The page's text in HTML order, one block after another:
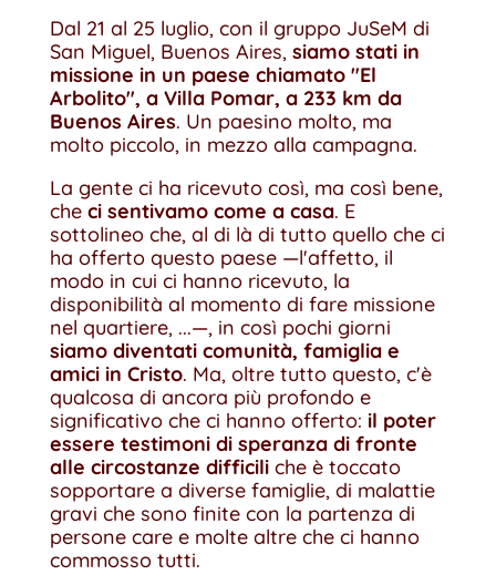
Dal 21 al 25 luglio, con il gruppo JuSeM di
San Miguel, Buenos Aires, siamo stati in
missione in un paese chiamato "El
Arbolito", a Villa Pomar, a 233 km da
Buenos Aires. Un paesino molto, ma
molto piccolo, in mezzo alla campagna.
La gente ci ha ricevuto così, ma così bene,
che ci sentivamo come a casa. E
sottolineo che, al di là di tutto quello che ci
ha offerto questo paese —l'affetto, il
modo in cui ci hanno ricevuto, la
disponibilità al momento di fare missione
nel quartiere, ...—, in così pochi giorni
siamo diventati comunità, famiglia e
amici in Cristo. Ma, oltre tutto questo, c'è
qualcosa di ancora più profondo e
significativo che ci hanno offerto: il poter
essere testimoni di speranza di fronte
alle circostanze difficiliche è toccato
sopportare a diverse famiglie, di malattie
gravi che sono finite con la partenza di
persone care e molte altre che ci hanno
commosso tutti.